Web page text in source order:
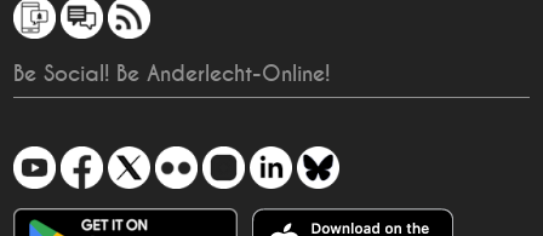
Be Social! Be Anderlecht-Online!